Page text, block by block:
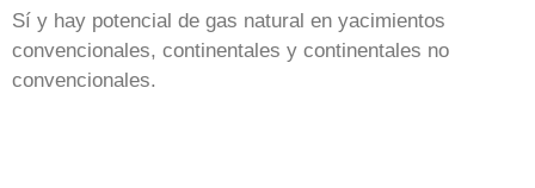
Sí y hay potencial de gas natural en yacimientos
convencionales, continentales y continentales no
convencionales.